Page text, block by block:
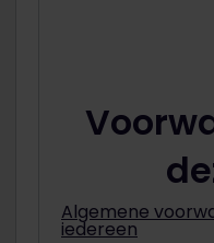
Algemene
iedereen